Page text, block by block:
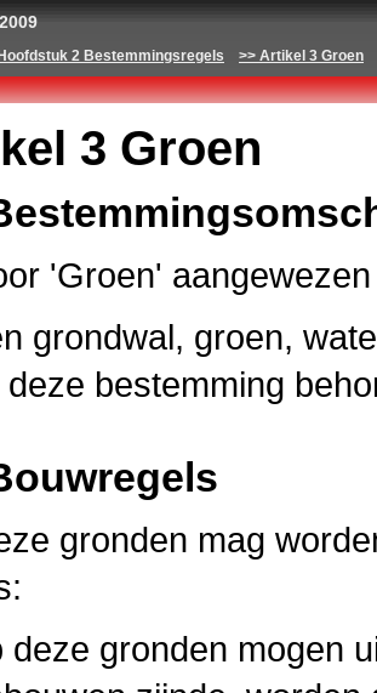
Hoofdstuk 2 Bestemmingsregels Artikel 3 Groen
3 Groen
'Groen'
grondwal, groen,
deze bestemming
gronden mag
deze gronden mogen